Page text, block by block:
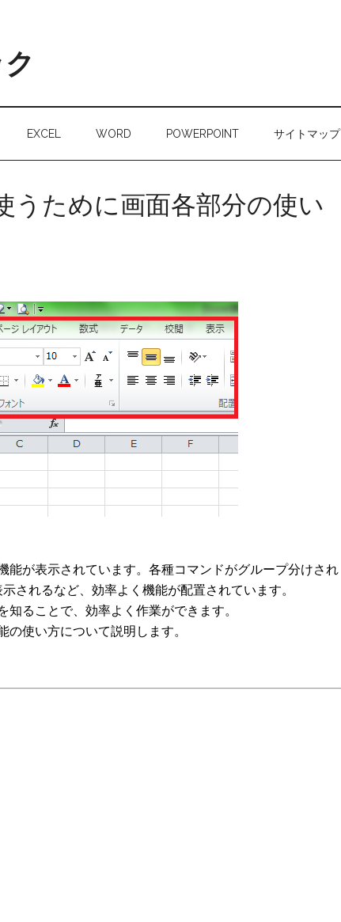
EXCEL WORD POWERPOINT サイトマップ
うために画面各部分の使い
能が表示されています。各種コマンドがグループ分けされ
されるなど、効率よく機能が配置されています。
ることで、効率よく作業ができます。
使い方について説明します。